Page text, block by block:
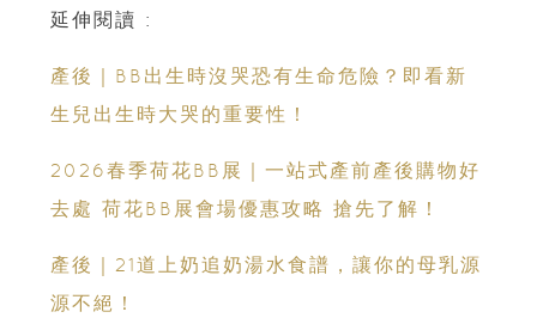
延伸閱讀 :
產後｜BB出生時沒哭恐有生命危險？即看新
生兒出生時大哭的重要性！
2026春季荷花BB展｜一站式產前產後購物好
去處 荷花BB展會場優惠攻略 搶先了解！
產後｜21道上奶追奶湯水食譜，讓你的母乳源
源不絕！